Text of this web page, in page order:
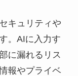
キュリティや
。AIに入力す
に漏れるリス
報やプライベ